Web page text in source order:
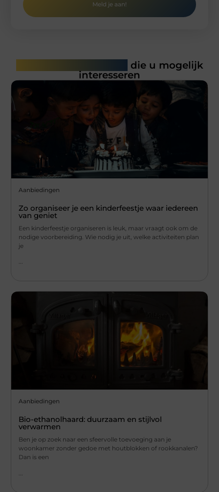
Meld je aan!
die u mogelijk
interesseren
Aanbiedingen
Zo organiseer je een kinderfeestje waar iedereen
van geniet
Een kinderfeestje organiseren is leuk, maar vraagt ook om de
nodige voorbereiding. Wie nodig je uit, welke activiteiten plan
je
...
Aanbiedingen
Bio-ethanolhaard: duurzaam en stijlvol
verwarmen
Ben je op zoek naar een sfeervolle toevoeging aan je
woonkamer zonder gedoe met houtblokken of rookkanalen?
Dan is een